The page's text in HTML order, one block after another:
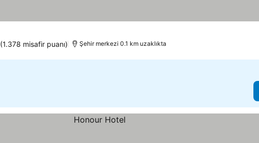
(1.378 misafir puanı) Şehir merkezi 0.1 km uzaklıkta